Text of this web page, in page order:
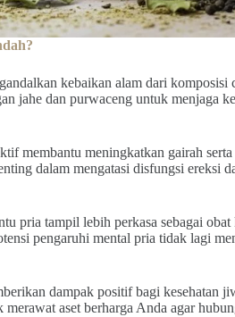
kebaikan alam dari komposisi
jahe dan purwaceng untuk menjaga
membantu meningkatkan gairah
dalam mengatasi disfungsi ereksi
pria tampil lebih perkasa sebagai obat
pengaruhi mental pria tidak lagi
dampak positif bagi kesehatan
aset berharga Anda agar